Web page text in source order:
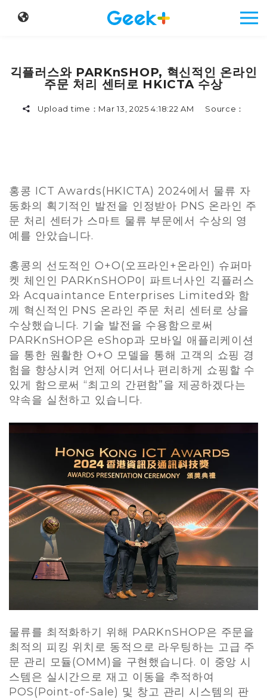
긱플러스와 PARKnSHOP, 혁신적인 온라인
주문 처리 센터로 HKICTA 수상
Upload time： Mar 13, 2025 4:18:22 AM Source：
홍콩 ICT Awards(HKICTA) 2024에서 물류 자
동화의 획기적인 발전을 인정받아 PNS 온라인 주
문 처리 센터가 스마트 물류 부문에서 수상의 영
예를 안았습니다.
홍콩의 선도적인 O+O(오프라인+온라인) 슈퍼마
켓 체인인 PARKnSHOP이 파트너사인 긱플러스
와 Acquaintance Enterprises Limited와 함
께 혁신적인 PNS 온라인 주문 처리 센터로 상을
수상했습니다. 기술 발전을 수용함으로써
PARKnSHOP은 eShop과 모바일 애플리케이션
을 통한 원활한 O+O 모델을 통해 고객의 쇼핑 경
험을 향상시켜 언제 어디서나 편리하게 쇼핑할 수
있게 함으로써 “최고의 간편함”을 제공하겠다는
약속을 실천하고 있습니다.
물류를 최적화하기 위해 PARKnSHOP은 주문을
최적의 피킹 위치로 동적으로 라우팅하는 고급 주
문 관리 모듈(OMM)을 구현했습니다. 이 중앙 시
스템은 실시간으로 재고 이동을 추적하여
POS(Point-of-Sale) 및 창고 관리 시스템의 판